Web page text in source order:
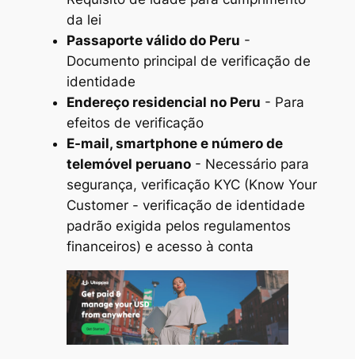
da lei
Passaporte válido do Peru -
Documento principal de verificação de
identidade
Endereço residencial no Peru - Para
efeitos de verificação
E-mail, smartphone e número de
telemóvel peruano- Necessário para
segurança, verificação KYC (Know Your
Customer - verificação de identidade
padrão exigida pelos regulamentos
financeiros) e acesso à conta